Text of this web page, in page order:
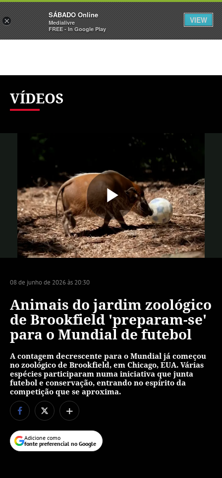
Sábado Assine Iniciar Sessão
VÍDEOS
08 de junho de 2026 às 20:30
Animais do jardim zoológico
de Brookfield 'preparam-se'
para o Mundial de futebol
A contagem decrescente para o Mundial já começou
no zoológico de Brookfield, em Chicago, EUA. Várias
espécies participaram numa iniciativa que junta
futebol e conservação, entrando no espírito da
competição que se aproxima.
+
Adicione como
fonte preferencial no Google
×
SÁBADO Online
Medialivre
FREE - In Google Play
VIEW